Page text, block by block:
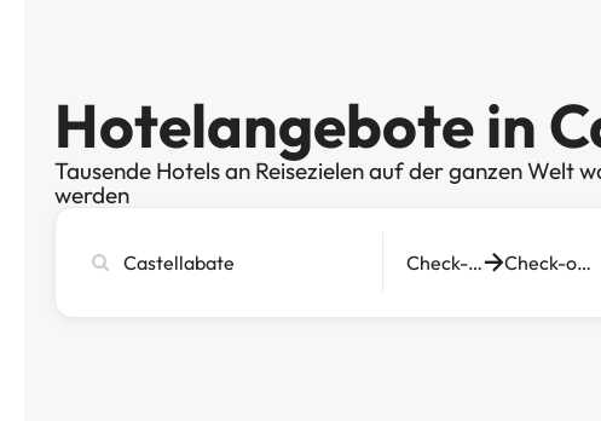
Hotelangebote in
Tausende Hotels an Reisezielen auf der ganzen Welt
werden
Hotel
Check-in Check-out